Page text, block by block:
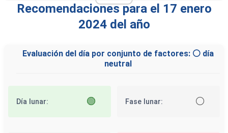
Recomendaciones para el 17 enero
2024 del año
Evaluación del día por conjunto de factores: ⚪ día
neutral
Día lunar: 🟢 Fase lunar: ⚪